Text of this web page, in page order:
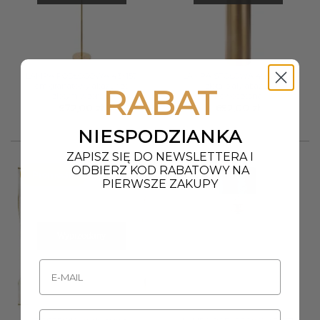
złotym wzorem
LAMPA STOŁOWA 40×74 cm
złota biały abażur
nowoczesna
Promocja!
RABAT
NIESPODZIANKA
ZAPISZ SIĘ DO NEWSLETTERA I
ODBIERZ KOD RABATOWY NA
PIERWSZE ZAKUPY